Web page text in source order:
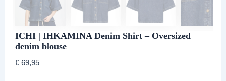
ICHI | IHKAMINA Denim Shirt – Oversized
denim blouse
€ 69,95